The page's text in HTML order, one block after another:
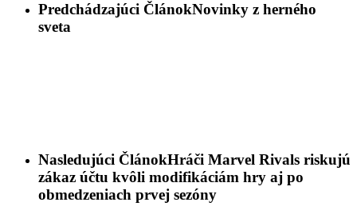
Predchádzajúci ČlánokNovinky z herného
sveta
Nasledujúci ČlánokHráči Marvel Rivals riskujú
zákaz účtu kvôli modifikáciám hry aj po
obmedzeniach prvej sezóny